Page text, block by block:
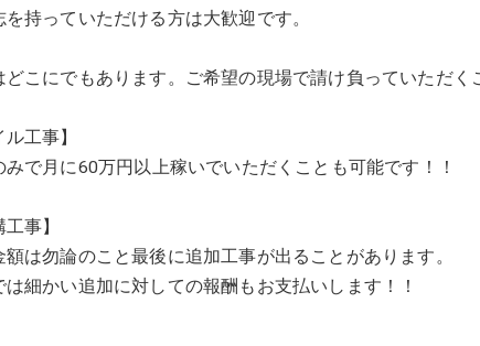
を持っていただける方は大歓迎です。
どこにでもあります。ご希望の現場で請け負っていただく
ル工事】
みで月に60万円以上稼いでいただくことも可能です！！
工事】
額は勿論のこと最後に追加工事が出ることがあります。
は細かい追加に対しての報酬もお支払いします！！